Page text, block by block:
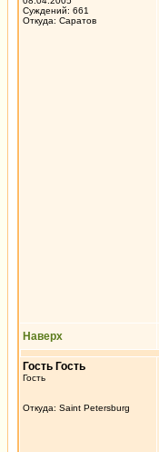
Суждений: 661
Откуда: Саратов
Наверх
Гость Гость
Гость
Откуда: Saint Petersburg